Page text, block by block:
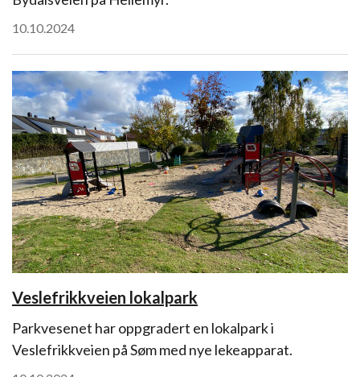
10.10.2024
Veslefrikkveien lokalpark
Parkvesenet har oppgradert en lokalpark i
Veslefrikkveien på Søm med nye lekeapparat.